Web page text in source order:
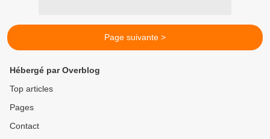
Page suivante >
Hébergé par Overblog
Top articles
Pages
Contact